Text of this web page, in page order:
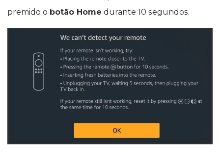
premido o botão Home durante 10 segundos.